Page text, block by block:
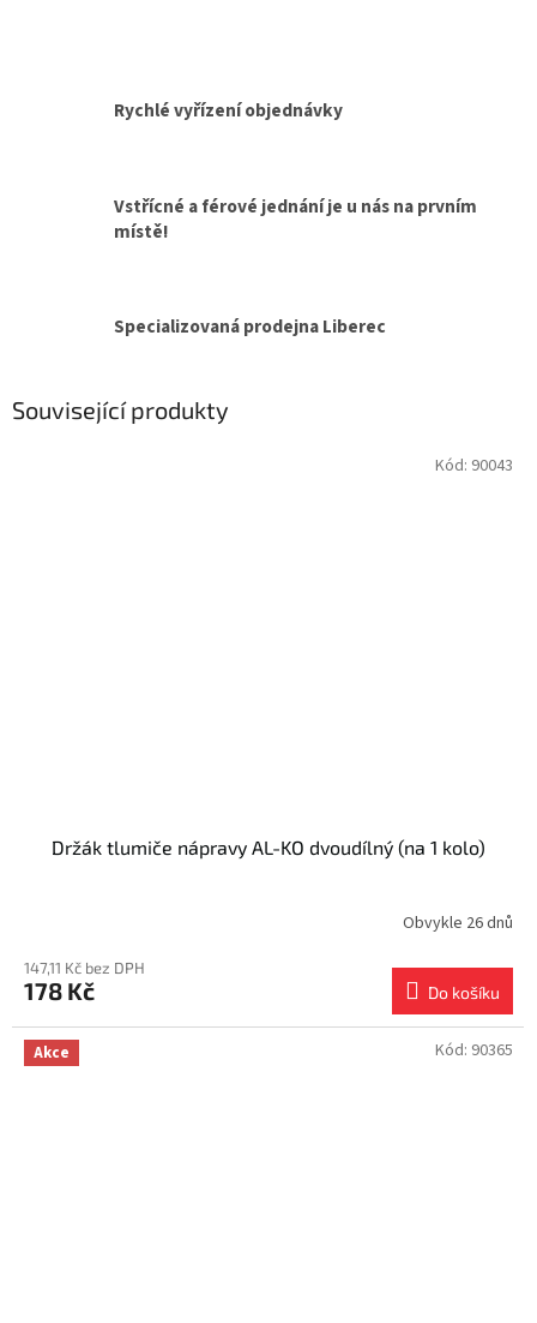
Rychlé vyřízení objednávky
Vstřícné a férové jednání je u nás na prvním
místě!
Specializovaná prodejna Liberec
Související produkty
Držák tlumiče nápravy AL-KO dvoudílný (na 1 kolo)
Obvykle 26 dnů
147,11 Kč bez DPH
178 Kč Do košíku
Kód: 90043
Akce Kód: 90365